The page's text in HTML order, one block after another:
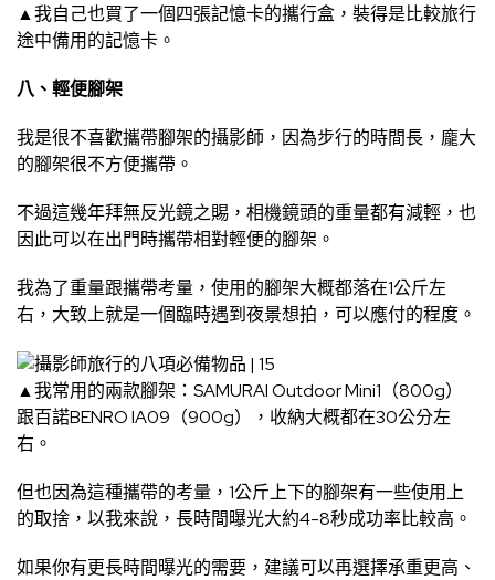
▲我自己也買了一個四張記憶卡的攜行盒，裝得是比較旅行
途中備用的記憶卡。
八、輕便腳架
我是很不喜歡攜帶腳架的攝影師，因為步行的時間長，龐大
的腳架很不方便攜帶。
不過這幾年拜無反光鏡之賜，相機鏡頭的重量都有減輕，也
因此可以在出門時攜帶相對輕便的腳架。
我為了重量跟攜帶考量，使用的腳架大概都落在1公斤左
右，大致上就是一個臨時遇到夜景想拍，可以應付的程度。
▲我常用的兩款腳架： SAMURAI Outdoor Mini1 （800g）
跟百諾BENRO IA09（900g），收納大概都在30公分左
右。
但也因為這種攜帶的考量，1公斤上下的腳架有一些使用上
的取捨，以我來說，長時間曝光大約4-8秒成功率比較高。
如果你有更長時間曝光的需要，建議可以再選擇承重更高、